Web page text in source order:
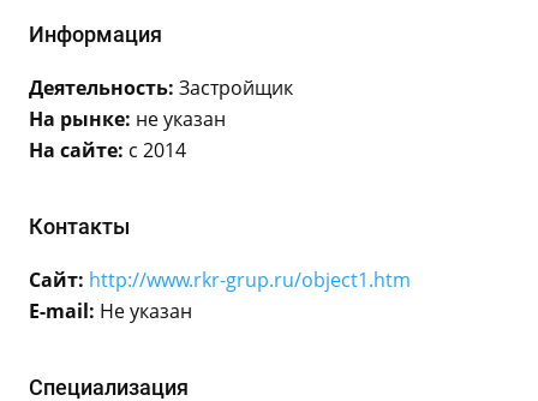
Информация
Деятельность: Застройщик
На рынке: не указан
На сайте: с 2014
Контакты
Сайт: http://www.rkr-grup.ru/object1.htm
E-mail: Не указан
Специализация